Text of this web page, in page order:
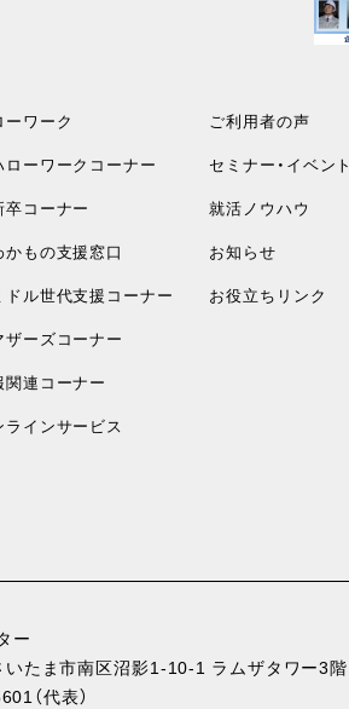
ーワーク
ーワークコーナー
コーナー
もの支援窓口
ル世代支援コーナー
ーズコーナー
関連コーナー
ラインサービス
ご利用者の声
セミナー・イベント
就活ノウハウ
お知らせ
お役立ちリンク
ー
いたま市南区沼影1-10-1 ラムザタワー3階
（代表）